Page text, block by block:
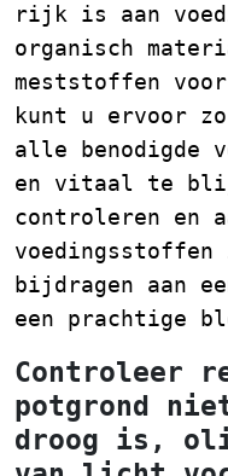
rijk is aan
organisch
meststoffen
kunt u ervoor
alle benodigde
en vitaal te
controleren en
bijdragen aan
een prachtige
Controleer
potgrond
droog is,